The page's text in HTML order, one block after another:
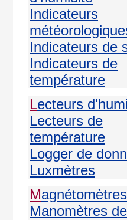
Indicateurs
Indicateurs de
Indicateurs de
température
Lecteurs
Lecteurs de
température
Logger de
Luxmètres
Magnétomètres
Manomètres de